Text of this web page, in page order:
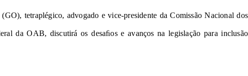
tetraplégico, advogado e vice-presidente da Comissão Nacional dos
da OAB, discutirá os desaﬁos e avanços na legislação para inclusão